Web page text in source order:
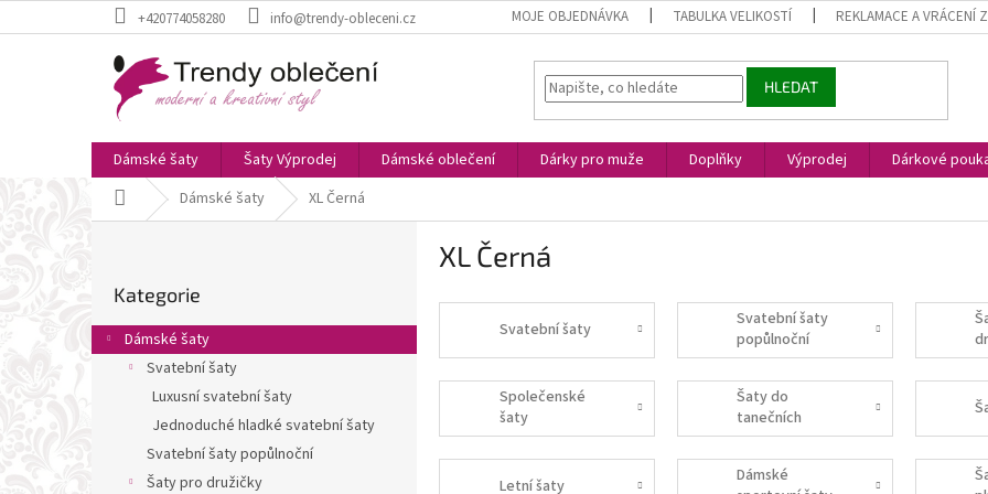
na
+420774058280 info@trendy-obleceni.cz MOJE OBJEDNÁVKA TABULKA VELIKOSTÍ REKLAMACE A VRÁCENÍ
HLEDAT
Dámské šaty Šaty Výprodej Dámské oblečení Dárky pro muže Doplňky Výprodej Dárkové
Domů Dámské šaty XL Černá
r
a
kategorie
Kategorie
Dámské šaty
Svatební šaty
Luxusní svatební šaty
Jednoduché hladké svatební šaty
Svatební šaty popůlnoční
Šaty pro družičky
XL Černá
Svatební šaty
Svatební šaty
popůlnoční
Společenské
šaty
Šaty do
tanečních
Letní šaty
Dámské